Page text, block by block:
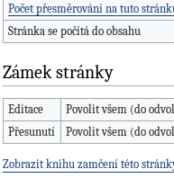
Počet přesměrování na tuto
Stránka se počítá do obsahu
Zámek stránky
Editace
Povolit všem (do
Přesunutí
Povolit všem (do
Zobrazit knihu zamčení této